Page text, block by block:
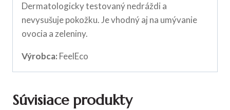
Dermatologicky testovaný nedráždi a
nevysušuje pokožku. Je vhodný aj na umývanie
ovocia a zeleniny.
Výrobca: FeelEco
Súvisiace produkty